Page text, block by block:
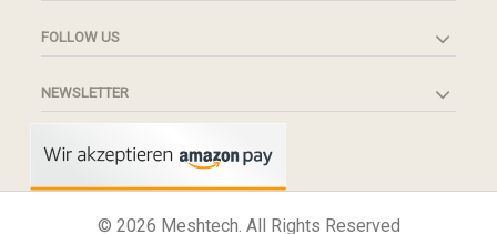
FOLLOW US
NEWSLETTER
© 2026 Meshtech. All Rights Reserved